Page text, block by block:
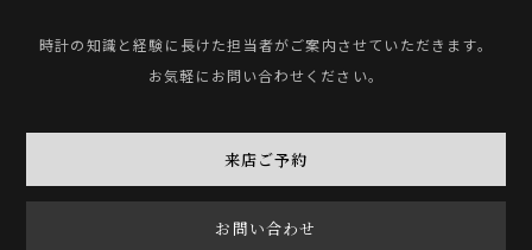
時計の知識と経験に長けた担当者がご案内させていただきます。
お気軽にお問い合わせください。
来店ご予約
お問い合わせ